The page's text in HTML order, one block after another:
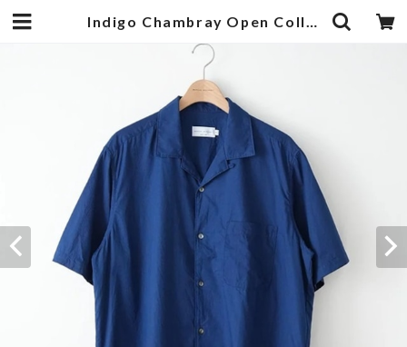
Indigo Chambray Open Collar Shirts Navy | 武蔵小杉のセレクトショップ【ナクール】-nakool-